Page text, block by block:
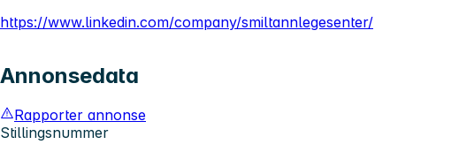
https://www.linkedin.com/company/smiltannlegesenter/
Annonsedata
Rapporter annonse
Stillingsnummer